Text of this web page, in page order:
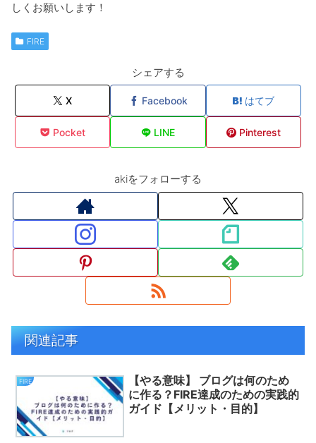
しくお願いします！
FIRE
シェアする
X Facebook はてブ
Pocket LINE Pinterest
akiをフォローする
関連記事
FIRE
【やる意味】 ブログは何のため
に作る？FIRE達成のための実践的
ガイド【メリット・目的】